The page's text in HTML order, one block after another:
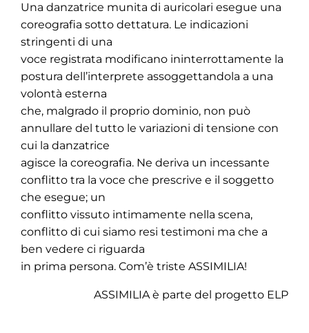
Una danzatrice munita di auricolari esegue una
coreografia sotto dettatura. Le indicazioni
stringenti di una
voce registrata modificano ininterrottamente la
postura dell’interprete assoggettandola a una
volontà esterna
che, malgrado il proprio dominio, non può
annullare del tutto le variazioni di tensione con
cui la danzatrice
agisce la coreografia. Ne deriva un incessante
conflitto tra la voce che prescrive e il soggetto
che esegue; un
conflitto vissuto intimamente nella scena,
conflitto di cui siamo resi testimoni ma che a
ben vedere ci riguarda
in prima persona. Com’è triste ASSIMILIA!
ASSIMILIA è parte del progetto ELP